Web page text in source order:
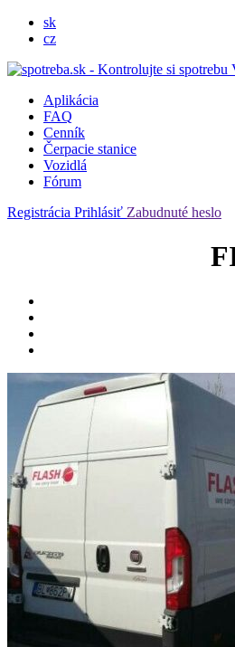
sk
cz
Aplikácia
FAQ
Cenník
Čerpacie stanice
Vozidlá
Fórum
Registrácia Prihlásiť Zabudnuté heslo